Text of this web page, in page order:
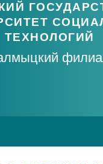
вопросы
ТЕХНОЛОГИЙ